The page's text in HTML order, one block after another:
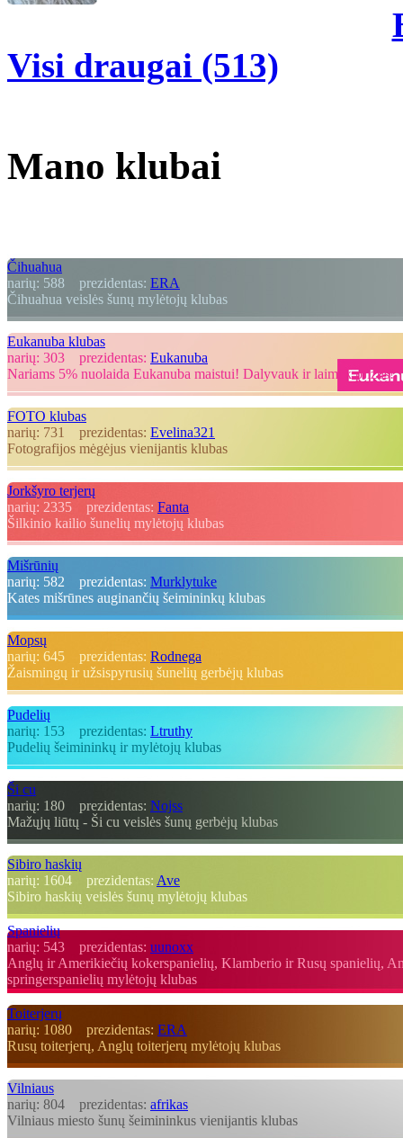
Visi draugai (513)
Mano klubai
Čihuahua
narių: 588 prezidentas: ERA
Čihuahua veislės šunų mylėtojų klubas
Eukanuba klubas
narių: 303 prezidentas: Eukanuba
Nariams 5% nuolaida Eukanuba maistui! Dalyvauk ir laimėk prizus!
FOTO klubas
narių: 731 prezidentas: Evelina321
Fotografijos mėgėjus vienijantis klubas
Jorkšyro terjerų
narių: 2335 prezidentas: Fanta
Šilkinio kailio šunelių mylėtojų klubas
Mišrūnių
narių: 582 prezidentas: Murklytuke
Kates mišrūnes auginančių šeimininkų klubas
Mopsų
narių: 645 prezidentas: Rodnega
Žaismingų ir užsispyrusių šunelių gerbėjų klubas
Pudelių
narių: 153 prezidentas: Ltruthy
Pudelių šeimininkų ir mylėtojų klubas
Ši cu
narių: 180 prezidentas: Nojss
Mažųjų liūtų - Ši cu veislės šunų gerbėjų klubas
Sibiro haskių
narių: 1604 prezidentas: Ave
Sibiro haskių veislės šunų mylėtojų klubas
Spanielių
narių: 543 prezidentas: uunoxx
Anglų ir Amerikiečių kokerspanielių, Klamberio ir Rusų spanielių,
springerspanielių mylėtojų klubas
Toiterjerų
narių: 1080 prezidentas: ERA
Rusų toiterjerų, Anglų toiterjerų mylėtojų klubas
Vilniaus
narių: 804 prezidentas: afrikas
Vilniaus miesto šunų šeimininkus vienijantis klubas